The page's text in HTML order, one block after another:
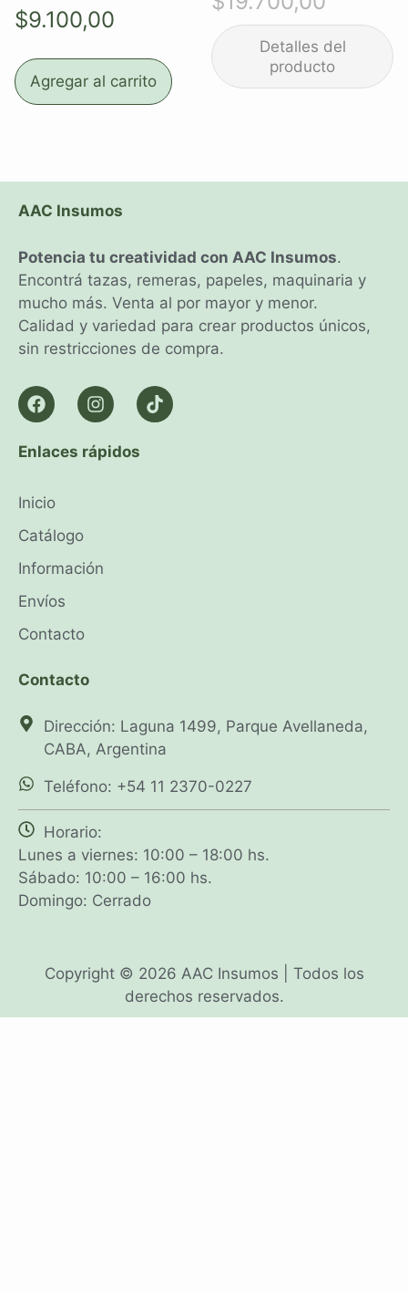
$9.100,00
Agregar al carrito
AAC Insumos
Potencia tu creatividad con AAC Insumos.
Encontrá tazas, remeras, papeles, maquinaria y
mucho más. Venta al por mayor y menor.
Calidad y variedad para crear productos únicos,
sin restricciones de compra.
Enlaces rápidos
Inicio
Catálogo
Información
Envíos
Contacto
Contacto
Dirección: Laguna 1499, Parque Avellaneda,
CABA, Argentina
Teléfono: +54 11 2370-0227
Horario:
Lunes a viernes: 10:00 – 18:00 hs.
Sábado: 10:00 – 16:00 hs.
Domingo: Cerrado
Copyright © 2026 AAC Insumos | Todos los
derechos reservados.